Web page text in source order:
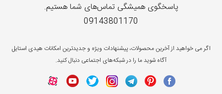
پاسخگوی همیشگی تماس‌های شما هستیم.
09143801170
اگر می خواهید از آخرین محصولات، پیشنهادات ویژه و جدیدترین امکانات هیدی استایل
آگاه شوید ما را در شبکه‌های اجتماعی دنبال کنید.